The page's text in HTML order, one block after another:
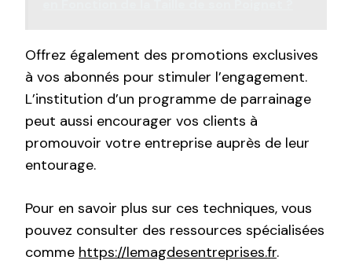
Offrez également des promotions exclusives
à vos abonnés pour stimuler l’engagement.
L’institution d’un programme de parrainage
peut aussi encourager vos clients à
promouvoir votre entreprise auprès de leur
entourage.
Pour en savoir plus sur ces techniques, vous
pouvez consulter des ressources spécialisées
comme https://lemagdesentreprises.fr.